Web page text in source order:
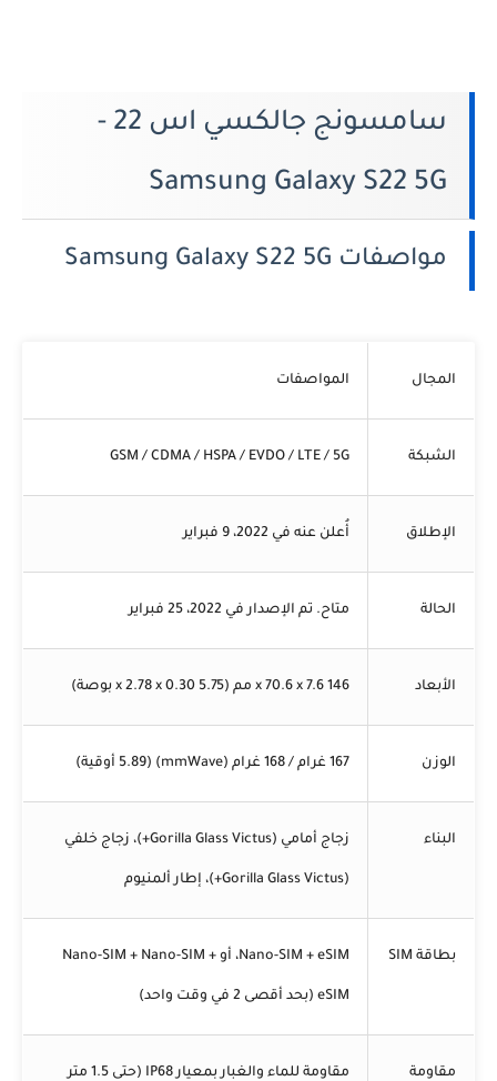
سامسونج جالكسي اس 22 -
Samsung Galaxy S22 5G
مواصفات Samsung Galaxy S22 5G
المجال المواصفات
الشبكة GSM / CDMA / HSPA / EVDO / LTE / 5G
الإطلاق أُعلن عنه في 2022، 9 فبراير
الحالة متاح. تم الإصدار في 2022، 25 فبراير
الأبعاد 146 x 70.6 x 7.6 مم (5.75 x 2.78 x 0.30 بوصة)
الوزن 167 غرام / 168 غرام (mmWave) (5.89 أوقية)
البناء زجاج أمامي (Gorilla Glass Victus+)، زجاج خلفي
(Gorilla Glass Victus+)، إطار ألمنيوم
بطاقة SIM Nano-SIM + eSIM، أو Nano-SIM + Nano-SIM +
eSIM (بحد أقصى 2 في وقت واحد)
مقاومة مقاومة للماء والغبار بمعيار IP68 (حتى 1.5 متر